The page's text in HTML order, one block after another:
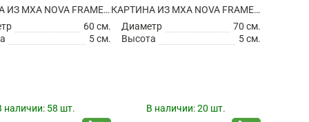
КАРТИНА ИЗ МХА NOVA FRAME ANTHRACITE-CONCRETE 100% REINDEER (GRASS GREEN)
60 см.
5 см.
наличии: 58 шт.
КАРТИНА ИЗ МХА NOVA FRAME ANTHRACITE-CONCRETE 100% REINDEER (GRASS GREEN)
Диаметр
70 см.
Высота
5 см.
В наличии:20 шт.